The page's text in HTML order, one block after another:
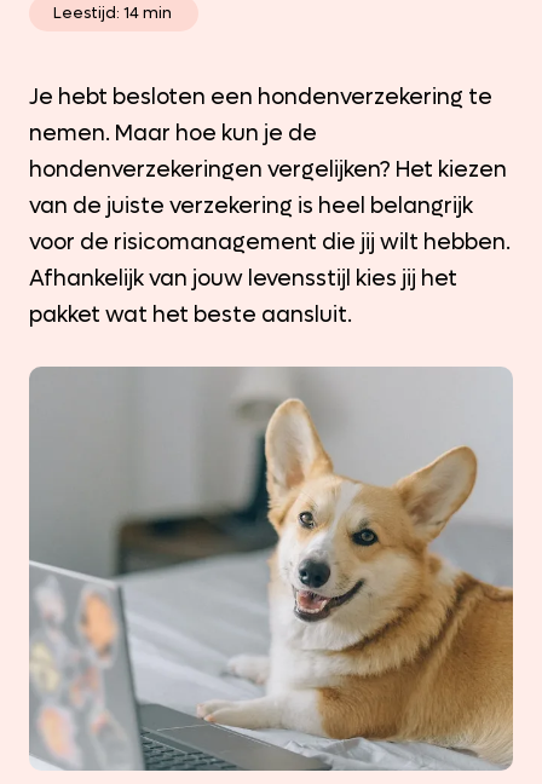
Leestijd: 14 min
Je hebt besloten een hondenverzekering te
nemen. Maar hoe kun je de
hondenverzekeringen vergelijken? Het kiezen
van de juiste verzekering is heel belangrijk
voor de risicomanagement die jij wilt hebben.
Afhankelijk van jouw levensstijl kies jij het
pakket wat het beste aansluit.